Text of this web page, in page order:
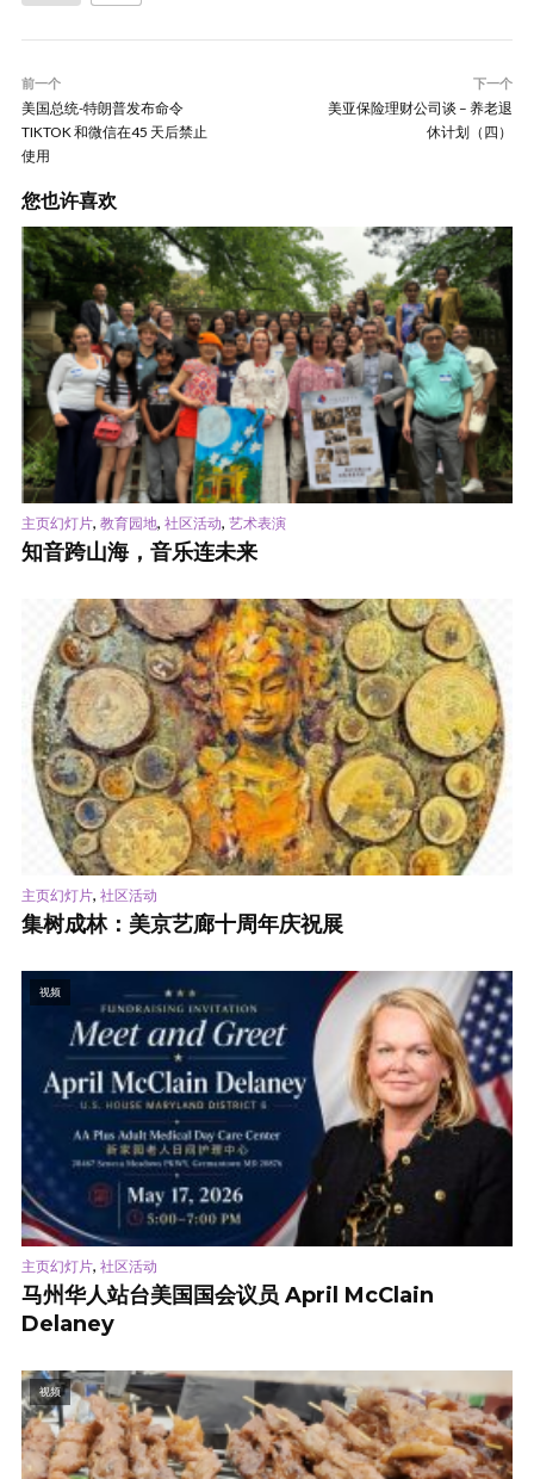
前一个
美国总统-特朗普发布命令
TIKTOK 和微信在45 天后禁止
使用
下一个
美亚保险理财公司谈 – 养老退
休计划（四）
您也许喜欢
主页幻灯片, 教育园地, 社区活动, 艺术表演
知音跨山海，音乐连未来
主页幻灯片, 社区活动
集树成林：美京艺廊十周年庆祝展
视频
主页幻灯片, 社区活动
马州华人站台美国国会议员 April McClain
Delaney
视频